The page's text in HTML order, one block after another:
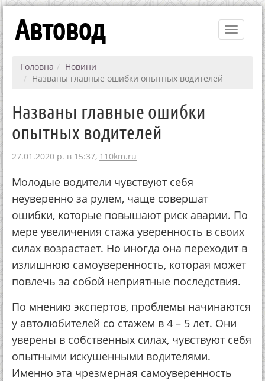
Toggle
Автовод
Головна
Новини
Названы главные ошибки опытных водителей
Названы главные ошибки
опытных водителей
27.01.2020 р. в 15:37, 110km.ru
Молодые водители чувствуют себя
неуверенно за рулем, чаще совершат
ошибки, которые повышают риск аварии. По
мере увеличения стажа уверенность в своих
силах возрастает. Но иногда она переходит в
излишнюю самоуверенность, которая может
повлечь за собой неприятные последствия.
По мнению экспертов, проблемы начинаются
у автолюбителей со стажем в 4 – 5 лет. Они
уверены в собственных силах, чувствуют себя
опытными искушенными водителями.
Именно эта чрезмерная самоуверенность